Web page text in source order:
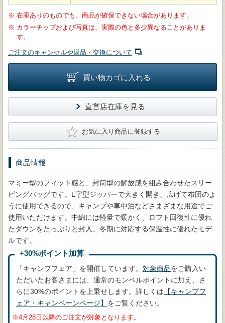
※ 在庫ありのものでも、商品が確保できない場合があります。
※ カラーチップおよび写真は、実際の色と多少異なることがありま
す。
ご注文のキャンセルや返品・交換について
買い物カゴに入れる
直営店在庫を見る
★ お気に入り商品に登録する
商品情報
マミー型のフィット感と、封筒型の解放感を組み合わせたスリー
ピングバッグです。L字型ジッパーで大きく開き、広げて布団のよ
うに使用できるので、キャンプや車中泊などさまざまな用途でご
使用いただけます。中綿には軽量で暖かく、ロフト回復性に優れ
たダウンをたっぷりと封入。冬期に対応する保温性に優れたモデ
ルです。
+30%ポイント加算
「キャンプフェア」を開催しています。 対象商品をご購入い
ただいたお客さまには、通常のモンベルポイントに加え、さ
らに30%のポイントを上乗せします。詳しくは 【キャンプフ
ェア・キャンペーンページ】 をご覧ください。
※4月28日以降のご注文が対象となります。